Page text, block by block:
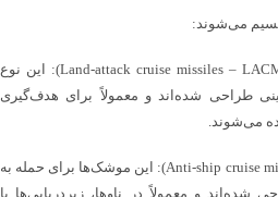
می‌شوند:
موشک‌های کروز سطح به سطح (Land-attack cruise missiles – LACMs): این نوع
طراحی شده‌اند و معمولاً برای هدف‌گیری
می‌شوند.
موشک‌های کروز سطح به دریا (Anti-ship cruise missiles): این موشک‌ها برای حمله به
شده‌اند و معمولاً در ناوها، زیردریایی‌ها یا